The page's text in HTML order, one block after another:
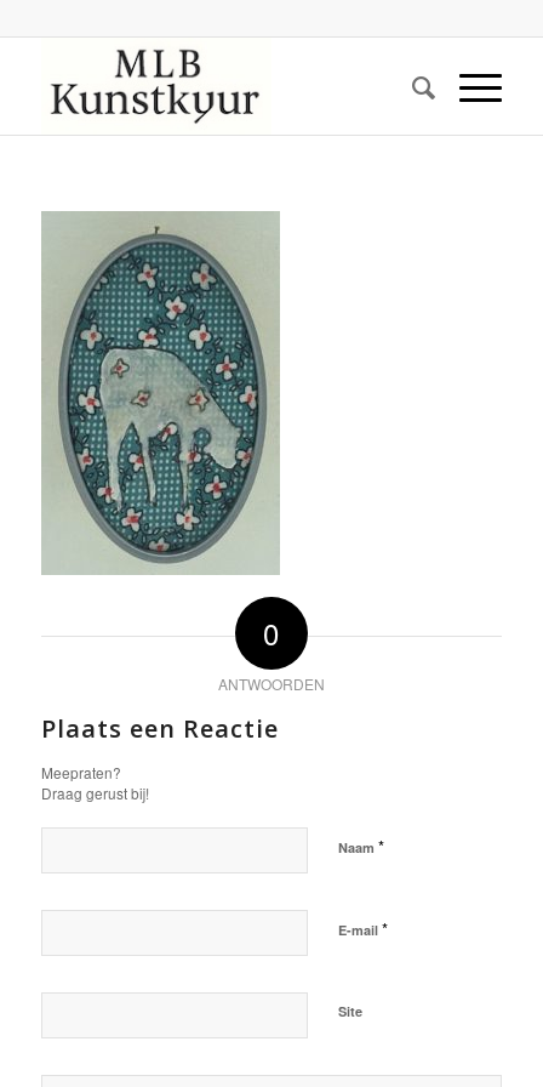
0
ANTWOORDEN
Plaats een Reactie
Meepraten?
Draag gerust bij!
Naam *
E-mail *
Site